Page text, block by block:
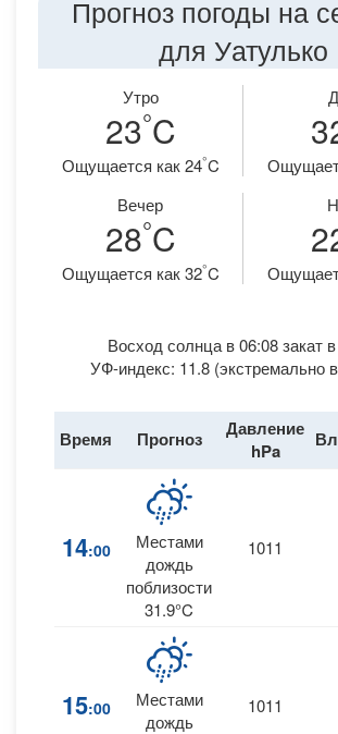
Прогноз погоды на
для Уатулько
Утро
23°C
Ощущается как 24°C
Вечер
28°C
Ощущается как 32°C
Восход солнца в 06:08 закат
УФ-индекс: 11.8 (экстремально
Время Прогноз
Давление
hPa
14:00
Местами
дождь
поблизости
31.9°C
1011
15:00
Местами
дождь
1011